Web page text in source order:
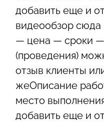
добавить еще и
видеообзор
— цена — сроки
(проведения)
отзыв клиенты
жеОписание
место
добавить еще и